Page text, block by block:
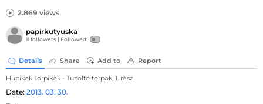
2.869 views
papirkutyuska
11 followers | Followed:
Details Share Add to Report
Hupikék Törpikék - Tűzoltó törpök, 1. rész
Date: 2013. 03. 30.